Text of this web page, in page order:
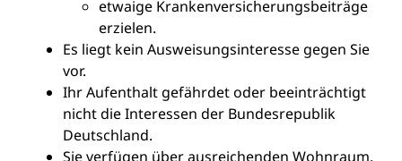
etwaige Krankenversicherungsbeiträge
erzielen.
Es liegt kein Ausweisungsinteresse gegen Sie
vor.
Ihr Aufenthalt gefährdet oder beeinträchtigt
nicht die Interessen der Bundesrepublik
Deutschland.
Sie verfügen über ausreichenden Wohnraum.